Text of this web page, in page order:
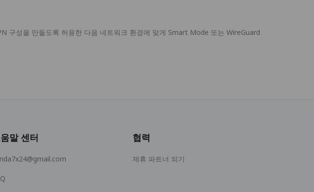
구성을 만들도록 허용한 다음 네트워크 환경에 맞게 Smart Mode 또는 WireGuard
말 센터 협력
제휴 파트너 되기